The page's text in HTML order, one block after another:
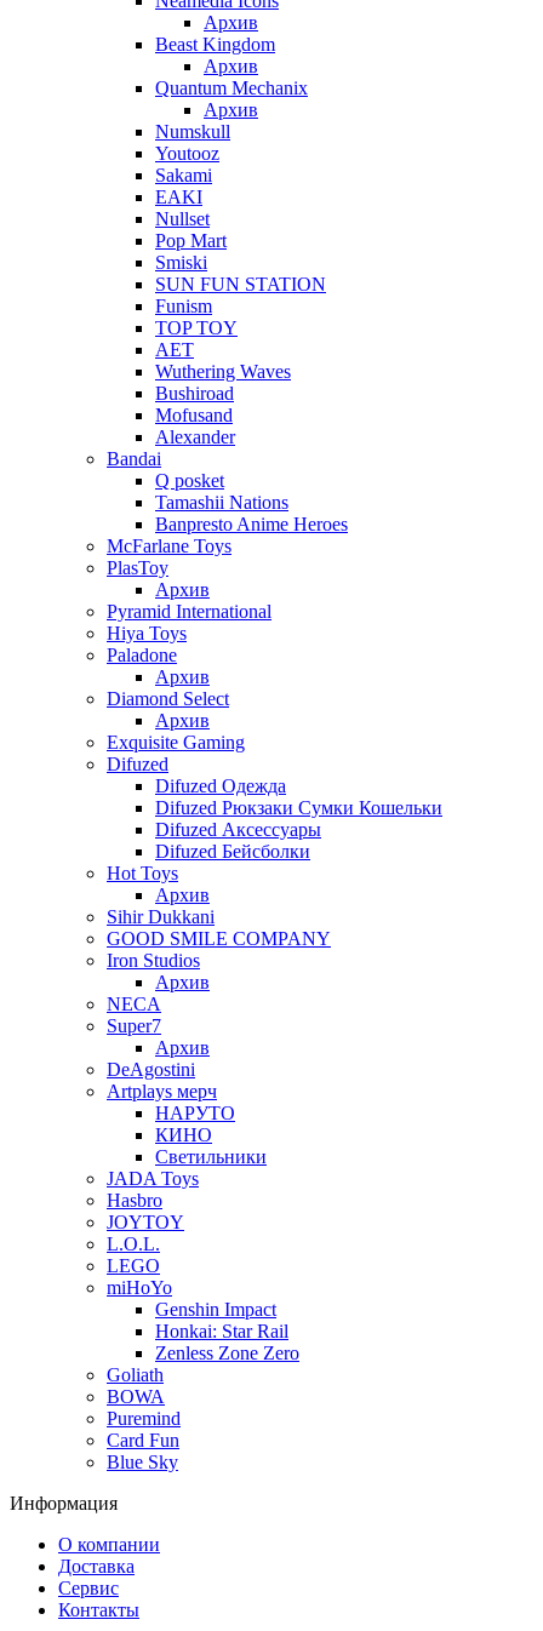
Архив
Beast Kingdom
Архив
Quantum Mechanix
Архив
Numskull
Youtooz
Sakami
EAKI
Nullset
Pop Mart
Smiski
SUN FUN STATION
Funism
TOP TOY
AET
Wuthering Waves
Bushiroad
Mofusand
Alexander
Bandai
Q posket
Tamashii Nations
Banpresto Anime Heroes
McFarlane Toys
PlasToy
Архив
Pyramid International
Hiya Toys
Paladone
Архив
Diamond Select
Архив
Exquisite Gaming
Difuzed
Difuzed Одежда
Difuzed Рюкзаки Сумки Кошельки
Difuzed Аксессуары
Difuzed Бейсболки
Hot Toys
Архив
Sihir Dukkani
GOOD SMILE COMPANY
Iron Studios
Архив
NECA
Super7
Архив
DeAgostini
Artplays мерч
НАРУТО
КИНО
Светильники
JADA Toys
Hasbro
JOYTOY
L.O.L.
LEGO
miHoYo
Genshin Impact
Honkai: Star Rail
Zenless Zone Zero
Goliath
BOWA
Puremind
Card Fun
Blue Sky
Информация
О компании
Доставка
Сервис
Контакты